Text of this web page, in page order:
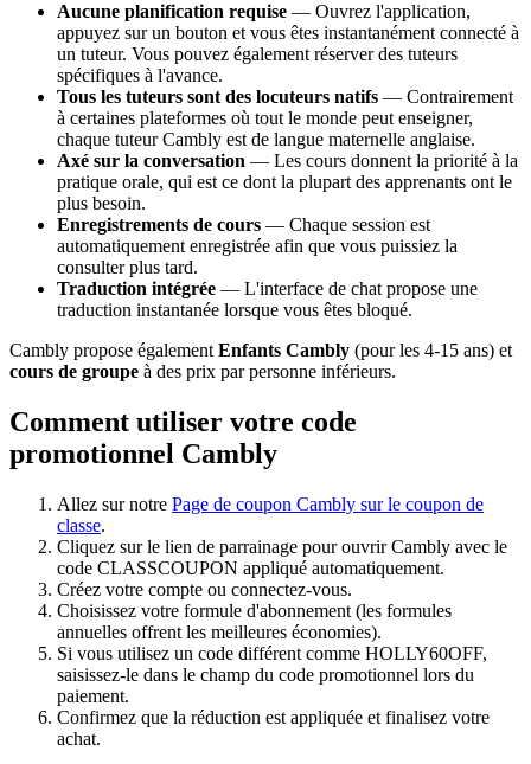
Aucune planification requise — Ouvrez l'application,
appuyez sur un bouton et vous êtes instantanément connecté à
un tuteur. Vous pouvez également réserver des tuteurs
spécifiques à l'avance.
Tous les tuteurs sont des locuteurs natifs — Contrairement
à certaines plateformes où tout le monde peut enseigner,
chaque tuteur Cambly est de langue maternelle anglaise.
Axé sur la conversation — Les cours donnent la priorité à la
pratique orale, qui est ce dont la plupart des apprenants ont le
plus besoin.
Enregistrements de cours — Chaque session est
automatiquement enregistrée afin que vous puissiez la
consulter plus tard.
Traduction intégrée — L'interface de chat propose une
traduction instantanée lorsque vous êtes bloqué.
Cambly propose également Enfants Cambly (pour les 4-15 ans) et
cours de groupe à des prix par personne inférieurs.
Comment utiliser votre code
promotionnel Cambly
Allez sur notre Page de coupon Cambly sur le coupon de
classe.
Cliquez sur le lien de parrainage pour ouvrir Cambly avec le
code CLASSCOUPON appliqué automatiquement.
Créez votre compte ou connectez-vous.
Choisissez votre formule d'abonnement (les formules
annuelles offrent les meilleures économies).
Si vous utilisez un code différent comme HOLLY60OFF,
saisissez-le dans le champ du code promotionnel lors du
paiement.
Confirmez que la réduction est appliquée et finalisez votre
achat.